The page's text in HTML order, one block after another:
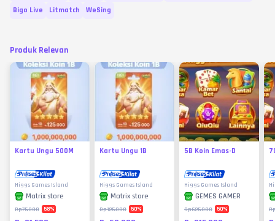
Bigo Live
Litmatch WeSing
Produk Relevan
Kartu Ungu 500M
Higgs Games Island
Matrix store
Rp75.000 58%
Kartu Ungu 1B
Higgs Games Island
Matrix store
Rp125.000 50%
5B Koin Emas-D
Higgs Games Island
GEMES GAMER
Rp625.000 50%